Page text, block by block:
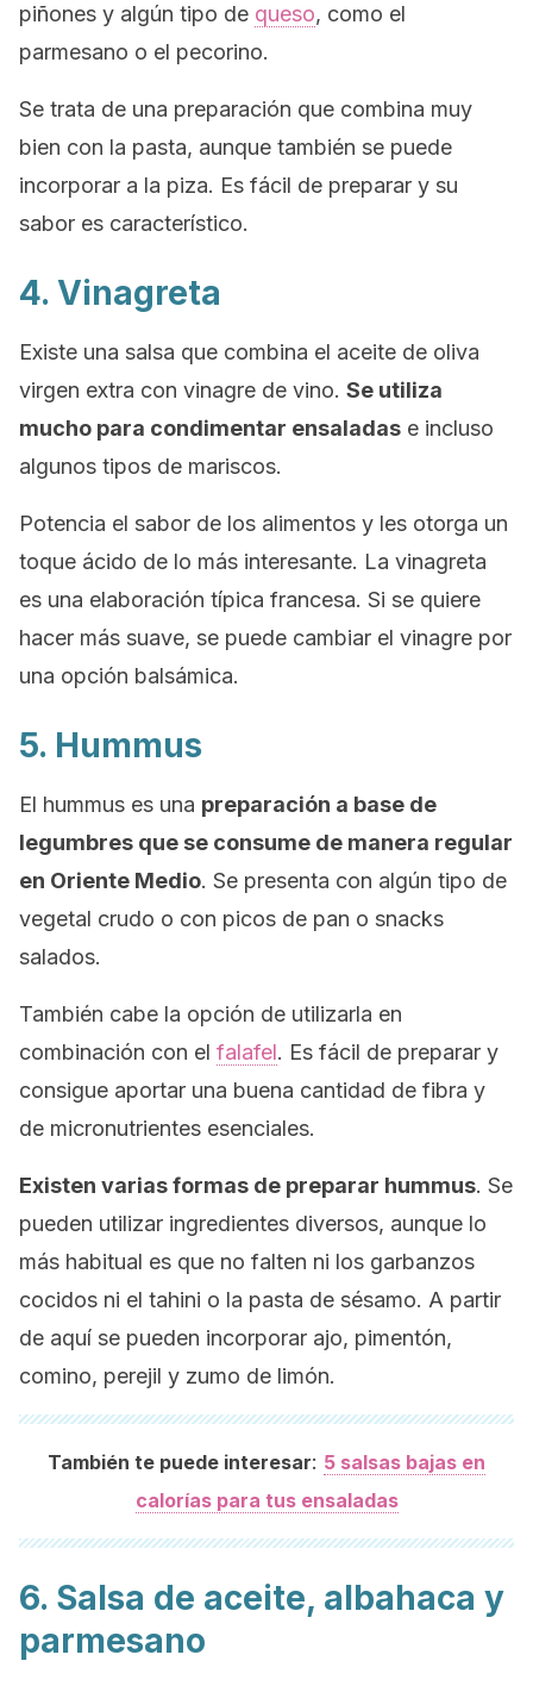
piñones y algún tipo de queso, como el
parmesano o el pecorino.
Se trata de una preparación que combina muy
bien con la pasta, aunque también se puede
incorporar a la piza. Es fácil de preparar y su
sabor es característico.
4. Vinagreta
Existe una salsa que combina el aceite de oliva
virgen extra con vinagre de vino. Se utiliza
mucho para condimentar ensaladas e incluso
algunos tipos de mariscos.
Potencia el sabor de los alimentos y les otorga un
toque ácido de lo más interesante. La vinagreta
es una elaboración típica francesa. Si se quiere
hacer más suave, se puede cambiar el vinagre por
una opción balsámica.
5. Hummus
El hummus es una preparación a base de
legumbres que se consume de manera regular
en Oriente Medio. Se presenta con algún tipo de
vegetal crudo o con picos de pan o snacks
salados.
También cabe la opción de utilizarla en
combinación con el falafel. Es fácil de preparar y
consigue aportar una buena cantidad de fibra y
de micronutrientes esenciales.
Existen varias formas de preparar hummus. Se
pueden utilizar ingredientes diversos, aunque lo
más habitual es que no falten ni los garbanzos
cocidos ni el tahini o la pasta de sésamo. A partir
de aquí se pueden incorporar ajo, pimentón,
comino, perejil y zumo de limón.
También te puede interesar: 5 salsas bajas en
calorías para tus ensaladas
6. Salsa de aceite, albahaca y
parmesano